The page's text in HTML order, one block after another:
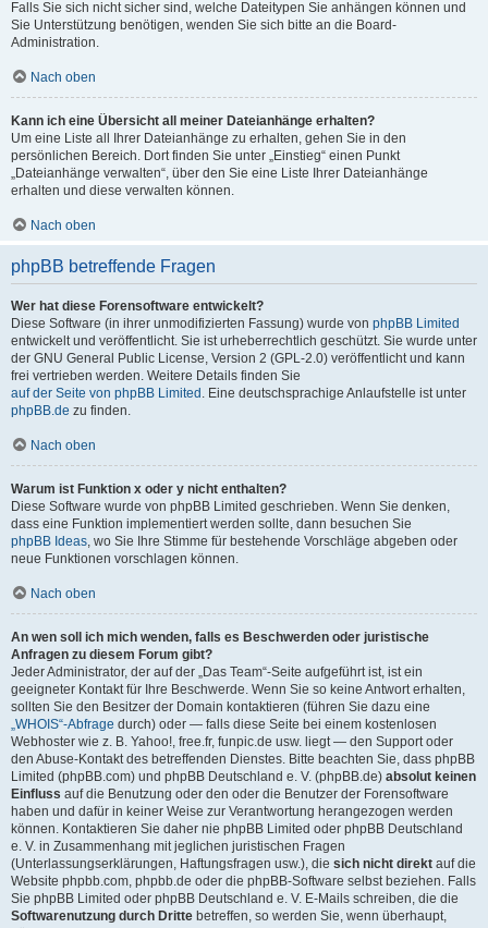
Falls Sie sich nicht sicher sind, welche Dateitypen Sie anhängen können und
Sie Unterstützung benötigen, wenden Sie sich bitte an die Board-
Administration.
Nach oben
Kann ich eine Übersicht all meiner Dateianhänge erhalten?
Um eine Liste all Ihrer Dateianhänge zu erhalten, gehen Sie in den
persönlichen Bereich. Dort finden Sie unter „Einstieg“ einen Punkt
„Dateianhänge verwalten“, über den Sie eine Liste Ihrer Dateianhänge
erhalten und diese verwalten können.
Nach oben
phpBB betreffende Fragen
Wer hat diese Forensoftware entwickelt?
Diese Software (in ihrer unmodifizierten Fassung) wurde von phpBB Limited
entwickelt und veröffentlicht. Sie ist urheberrechtlich geschützt. Sie wurde unter
der GNU General Public License, Version 2 (GPL-2.0) veröffentlicht und kann
frei vertrieben werden. Weitere Details finden Sie
auf der Seite von phpBB Limited . Eine deutschsprachige Anlaufstelle ist unter
phpBB.de zu finden.
Nach oben
Warum ist Funktion x oder y nicht enthalten?
Diese Software wurde von phpBB Limited geschrieben. Wenn Sie denken,
dass eine Funktion implementiert werden sollte, dann besuchen Sie
phpBB Ideas, wo Sie Ihre Stimme für bestehende Vorschläge abgeben oder
neue Funktionen vorschlagen können.
Nach oben
An wen soll ich mich wenden, falls es Beschwerden oder juristische
Anfragen zu diesem Forum gibt?
Jeder Administrator, der auf der „Das Team“-Seite aufgeführt ist, ist ein
geeigneter Kontakt für Ihre Beschwerde. Wenn Sie so keine Antwort erhalten,
sollten Sie den Besitzer der Domain kontaktieren (führen Sie dazu eine
„WHOIS“-Abfrage durch) oder — falls diese Seite bei einem kostenlosen
Webhoster wie z. B. Yahoo!, free.fr, funpic.de usw. liegt — den Support oder
den Abuse-Kontakt des betreffenden Dienstes. Bitte beachten Sie, dass phpBB
Limited (phpBB.com) und phpBB Deutschland e. V. (phpBB.de) absolut keinen
Einfluss auf die Benutzung oder den oder die Benutzer der Forensoftware
haben und dafür in keiner Weise zur Verantwortung herangezogen werden
können. Kontaktieren Sie daher nie phpBB Limited oder phpBB Deutschland
e. V. in Zusammenhang mit jeglichen juristischen Fragen
(Unterlassungserklärungen, Haftungsfragen usw.), die sich nicht direkt auf die
Website phpbb.com, phpbb.de oder die phpBB-Software selbst beziehen. Falls
Sie phpBB Limited oder phpBB Deutschland e. V. E-Mails schreiben, die die
Softwarenutzung durch Dritte betreffen, so werden Sie, wenn überhaupt,